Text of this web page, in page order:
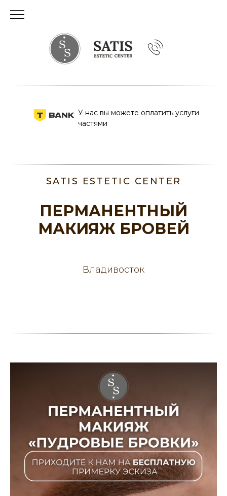
У нас вы можете оплатить услуги
частями
SATIS ESTETIC CENTER
ПЕРМАНЕНТНЫЙ
МАКИЯЖ БРОВЕЙ
Владивосток